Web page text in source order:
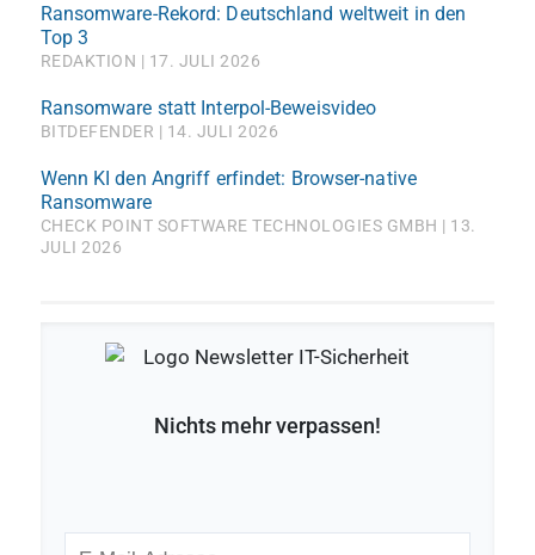
Ransomware-Rekord: Deutschland weltweit in den
Top 3
REDAKTION 17. JULI 2026
Ransomware statt Interpol-Beweisvideo
BITDEFENDER 14. JULI 2026
Wenn KI den Angriff erfindet: Browser-native
Ransomware
CHECK POINT SOFTWARE TECHNOLOGIES GMBH
13.
JULI 2026
Nichts mehr verpassen!